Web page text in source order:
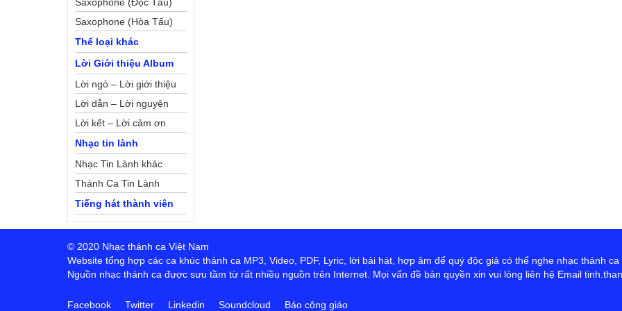
Saxophone (Hòa Tấu)
Thể loại khác
Lời Giới thiệu Album
Lời ngỏ – Lời giới thiệu
Lời dẫn – Lời nguyện
Lời kết – Lời cảm ơn
Nhạc tin lành
Nhạc Tin Lành khác
Thánh Ca Tin Lành
Tiếng hát thành viên
© 2020 Nhạc thánh ca Việt Nam
Website tổng hợp các ca khúc thánh ca MP3, Video, PDF, Lyric, lời bài hát, hợp âm để quý độc giả có thể nghe nhạc thánh ca
Nguồn nhạc thánh ca được sưu tầm từ rất nhiều nguồn trên Internet. Mọi vấn đề bản quyền xin vui lòng liên hệ Email
Facebook Twitter Linkedin Soundcloud Báo công giáo